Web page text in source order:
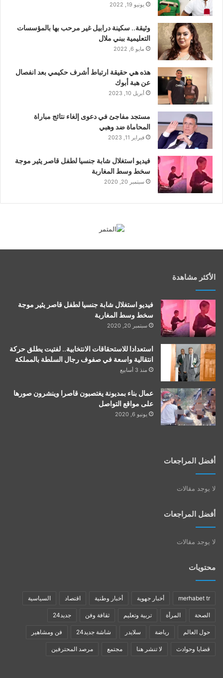
يونيو 19, 2022
وثيقة.. سكينة درابيل غير مرحب بها بالمؤسسات
التعليمية ببني ملال
مايو 6, 2022
هذه هي حقيقة ارتباط أشرف حكيمي بعد انفصال
عن هبة أبوك
أبريل 10, 2023
مستجد مفاجئ في دعوى إلغاء نتائج مباراة
المحاماة ضد وهبي
فبراير 11, 2023
فيديو استغلال شابة جنسيا لطفل قاصر يثير موجة
سخط وسط المغاربة
سبتمبر 20, 2020
الأكثر مشاهدة
فيديو استغلال شابة جنسيا لطفل قاصر يثير موجة
سخط وسط المغاربة
سبتمبر 20, 2020
استعدادا للاستحقاقات الانتخابية.. لفتيت يطلق حركة
انتقالية واسعة في صفوف رجال السلطة بالمملكة
منذ 3 أسابيع
عمال بناء بمديونة يغتصبون قاصرا وينشرون صورها
على مواقع التواصل
يونيو 6, 2020
أفضل المراجعات
لا يوجد مقالات
أفضل المراجعات
لا يوجد مقالات
محتويات
merhabet tr أخبار جهوية أخبار وطنية اقتصاد السياسية
الصحة المرأة تربية وتعليم ثقافة وفن جديد24
حول العالم رياضة سلايدر شاشة جديد24 فن ومشاهير
قضايا وحوادث لا تنشر هنا مجتمع مرصد المحترفين